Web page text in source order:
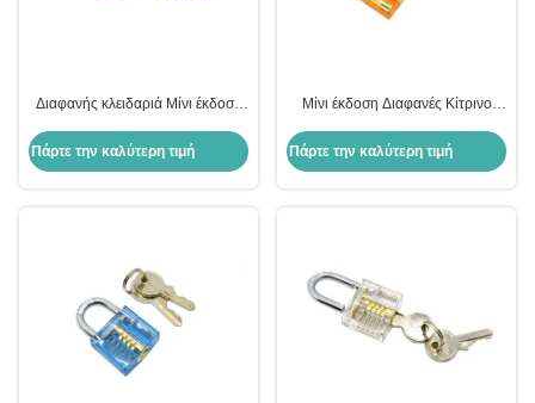
Διαφανής κλειδαριά Μίνι έκδοση
εργαλεία κλειδαριού
Πάρτε την καλύτερη τιμή
Μίνι έκδοση Διαφανές Κίτρινο
κλειδαριού
Πάρτε την καλύτερη τιμή